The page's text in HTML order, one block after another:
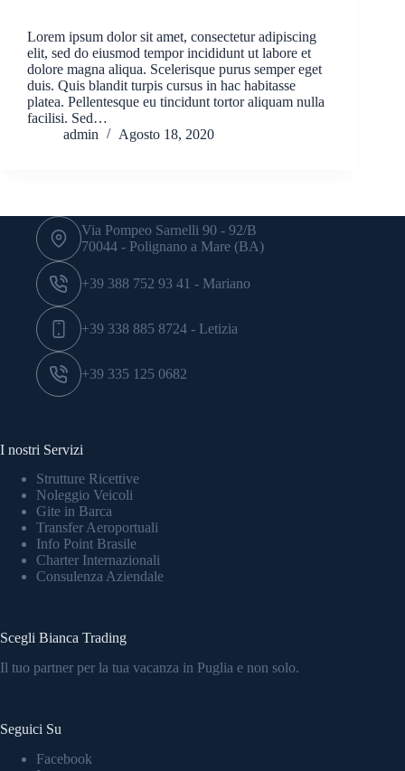
Lorem ipsum dolor sit amet, consectetur adipiscing
elit, sed do eiusmod tempor incididunt ut labore et
dolore magna aliqua. Scelerisque purus semper eget
duis. Quis blandit turpis cursus in hac habitasse
platea. Pellentesque eu tincidunt tortor aliquam nulla
facilisi. Sed…
admin
Agosto 18, 2020
Via Pompeo Sarnelli 90 - 92/B
70044 - Polignano a Mare (BA)
+39 388 752 93 41 - Mariano
+39 338 885 8724 - Letizia
+39 335 125 0682
I nostri Servizi
Strutture Ricettive
Noleggio Veicoli
Gite in Barca
Transfer Aeroportuali
Info Point Brasile
Charter Internazionali
Consulenza Aziendale
Scegli Bianca Trading
Il tuo partner per la tua vacanza in Puglia e non solo.
Seguici Su
Facebook